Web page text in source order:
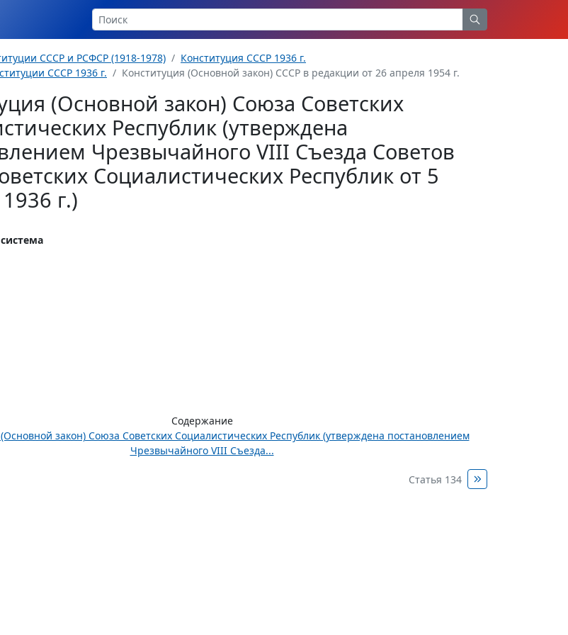
СССР и РСФСР (1918-1978)
Конституция СССР 1936 г.
СССР 1936 г.
Конституция (Основной закон) СССР в редакции от 26 апреля 1954 г.
(Основной закон) Союза Советских
Республик (утверждена
Чрезвычайного VIII Съезда Советов
Социалистических Республик от 5
г.)
Содержание
закон) Союза Советских Социалистических Республик (утверждена постановлением
Чрезвычайного VIII Съезда...
Статья 134